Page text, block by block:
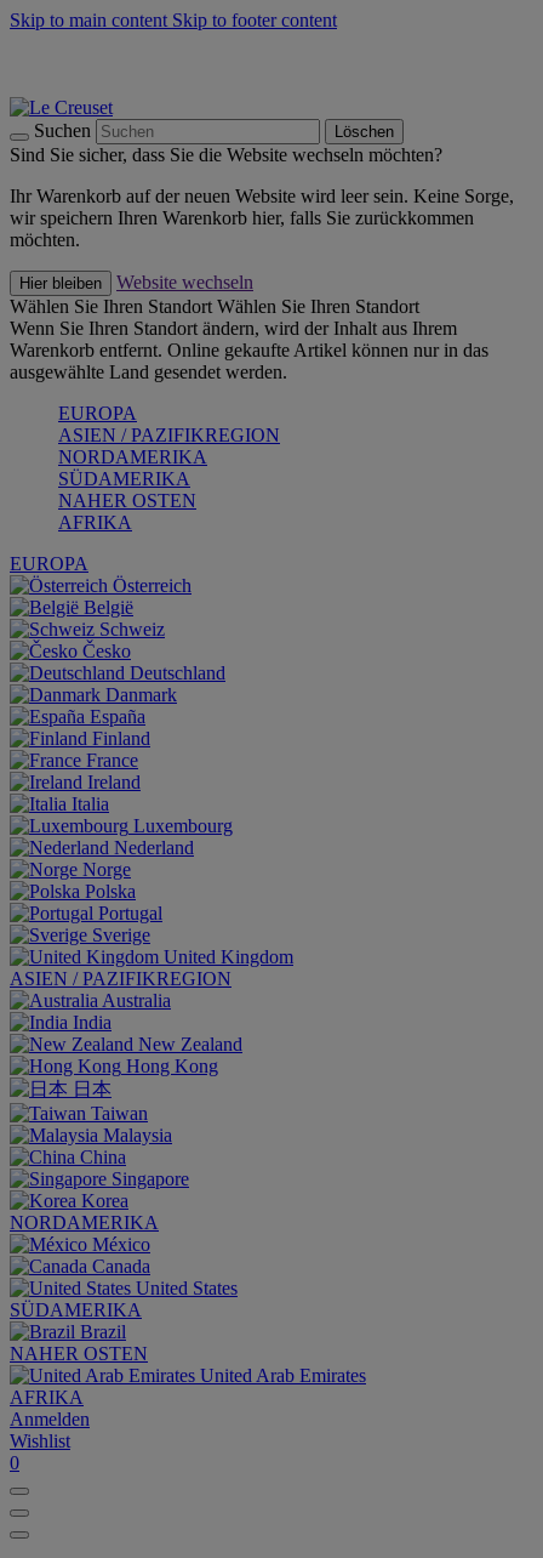
Skip to main content Skip to footer content
Suchen Löschen
Sind Sie sicher, dass Sie die Website wechseln möchten?
Ihr Warenkorb auf der neuen Website wird leer sein. Keine Sorge,
wir speichern Ihren Warenkorb hier, falls Sie zurückkommen
möchten.
Hier bleiben
Website wechseln
Wählen Sie Ihren Standort Wählen Sie Ihren Standort
Wenn Sie Ihren Standort ändern, wird der Inhalt aus Ihrem
Warenkorb entfernt. Online gekaufte Artikel können nur in das
ausgewählte Land gesendet werden.
EUROPA
ASIEN / PAZIFIKREGION
NORDAMERIKA
SÜDAMERIKA
NAHER OSTEN
AFRIKA
EUROPA
Österreich
België
Schweiz
Česko
Deutschland
Danmark
España
Finland
France
Ireland
Italia
Luxembourg
Nederland
Norge
Polska
Portugal
Sverige
United Kingdom
ASIEN / PAZIFIKREGION
Australia
India
New Zealand
Hong Kong
日本
Taiwan
Malaysia
China
Singapore
Korea
NORDAMERIKA
México
Canada
United States
SÜDAMERIKA
Brazil
NAHER OSTEN
United Arab Emirates
AFRIKA
Anmelden
Wishlist
0